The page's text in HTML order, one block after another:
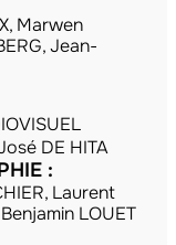
Marwen
Jean-
DE HITA
:
Laurent
LOUET